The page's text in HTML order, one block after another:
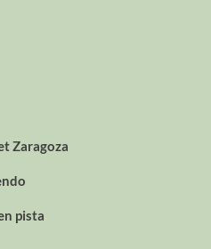
Zaragoza
pista